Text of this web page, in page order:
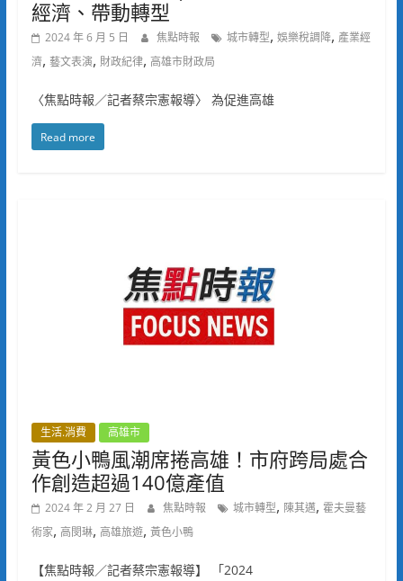
經濟、帶動轉型
2024 年 6 月 5 日 焦點時報 城市轉型, 娛樂稅調降, 產業經
濟, 藝文表演, 財政紀律, 高雄市財政局
〈焦點時報／記者蔡宗憲報導〉 為促進高雄
Read more
生活.消費 高雄市
黃色小鴨風潮席捲高雄！市府跨局處合
作創造超過140億產值
2024 年 2 月 27 日 焦點時報 城市轉型, 陳其邁, 霍夫曼藝
術家, 高閔琳, 高雄旅遊, 黃色小鴨
【焦點時報／記者蔡宗憲報導】 「2024